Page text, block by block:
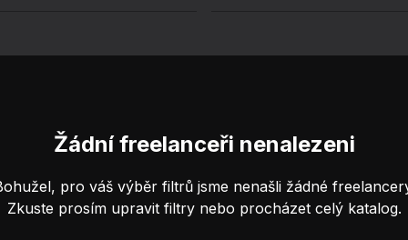
Žádní freelanceři nenalezeni
pro váš výběr filtrů jsme nenašli žádné
Zkuste prosím upravit filtry nebo procházet celý katalog.